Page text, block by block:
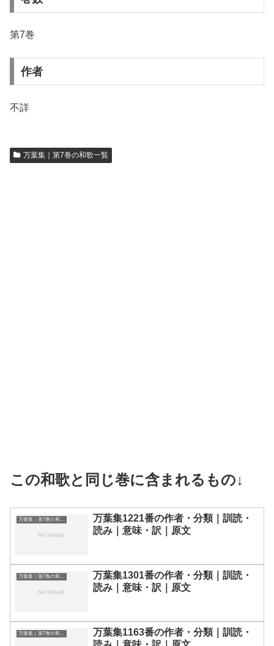
第7巻
作者
不詳
万葉集｜第7巻の和歌一覧
この和歌と同じ巻に含まれるもの↓
万葉集1221番の作者・分類｜訓読・
読み｜意味・訳｜原文
万葉集｜第7巻の和歌一覧
万葉集1301番の作者・分類｜訓読・
読み｜意味・訳｜原文
万葉集｜第7巻の和歌一覧
万葉集1163番の作者・分類｜訓読・